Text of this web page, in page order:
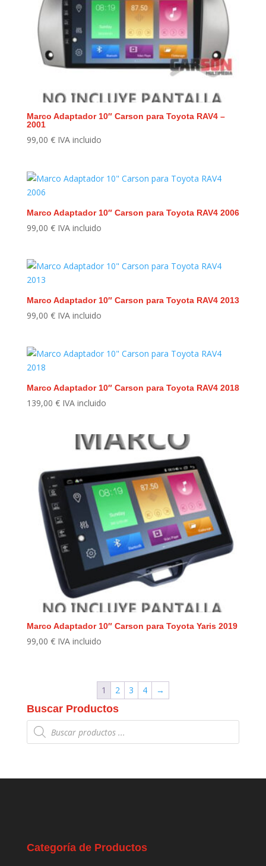
Marco Adaptador 10″ Carson para Toyota RAV4 –
2001
99,00 € IVA incluido
Marco Adaptador 10″ Carson para Toyota RAV4 2006
99,00 € IVA incluido
Marco Adaptador 10″ Carson para Toyota RAV4 2013
99,00 € IVA incluido
Marco Adaptador 10″ Carson para Toyota RAV4 2018
139,00 € IVA incluido
Marco Adaptador 10″ Carson para Toyota Yaris 2019
99,00 € IVA incluido
1 2 3 4 →
Buscar Productos
Búsqueda
de
productos
Categoría de Productos